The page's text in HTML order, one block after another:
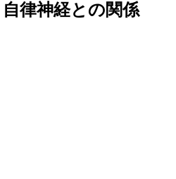
律神経との関係